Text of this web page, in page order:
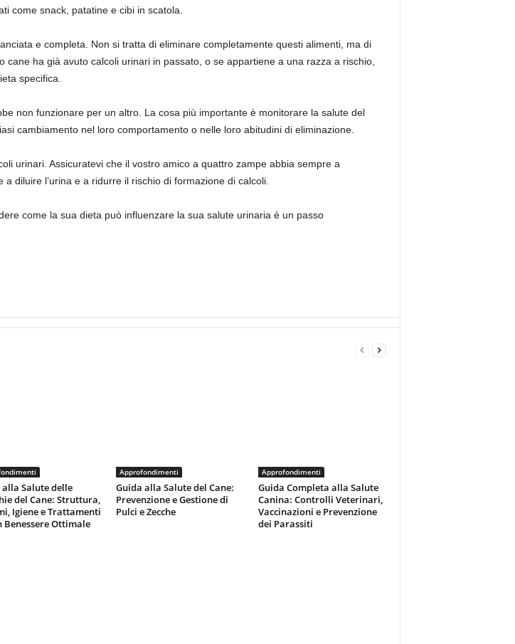
come snack, patatine e cibi in scatola.
e completa. Non si tratta di eliminare completamente questi alimenti, ma di
ha già avuto calcoli urinari in passato, o se appartiene a una razza a rischio,
specifica.
non funzionare per un altro. La cosa più importante è monitorare la salute del
cambiamento nel loro comportamento o nelle loro abitudini di eliminazione.
urinari. Assicuratevi che il vostro amico a quattro zampe abbia sempre a
diluire l’urina e a ridurre il rischio di formazione di calcoli.
come la sua dieta può influenzare la sua salute urinaria è un passo
alla Salute delle
del Cane: Struttura,
Igiene e Trattamenti
Benessere Ottimale
Approfondimenti
Guida alla Salute del Cane:
Prevenzione e Gestione di
Pulci e Zecche
Approfondimenti
Guida Completa alla Salute
Canina: Controlli Veterinari,
Vaccinazioni e Prevenzione
dei Parassiti